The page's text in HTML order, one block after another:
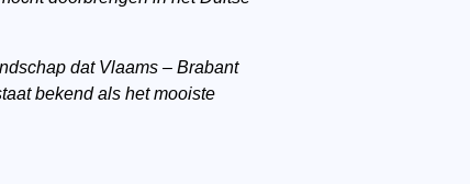
dat Vlaams – Brabant
bekend als het mooiste